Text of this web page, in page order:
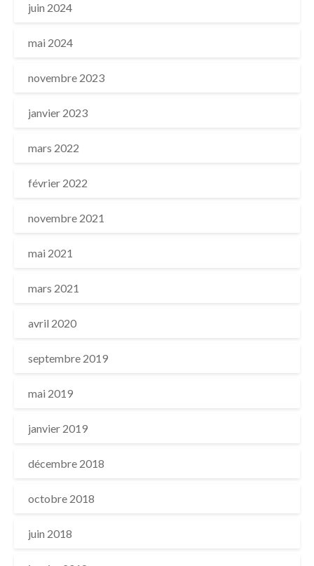
juin 2024
mai 2024
novembre 2023
janvier 2023
mars 2022
février 2022
novembre 2021
mai 2021
mars 2021
avril 2020
septembre 2019
mai 2019
janvier 2019
décembre 2018
octobre 2018
juin 2018